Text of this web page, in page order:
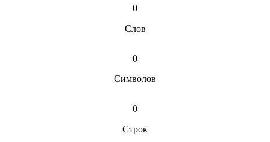
0
Слов
0
Символов
0
Строк